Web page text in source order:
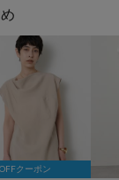
クーポン